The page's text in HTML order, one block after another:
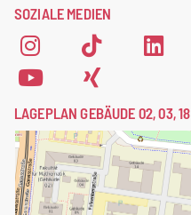
SOZIALE MEDIEN
LAGEPLAN GEBÄUDE 02, 03, 18